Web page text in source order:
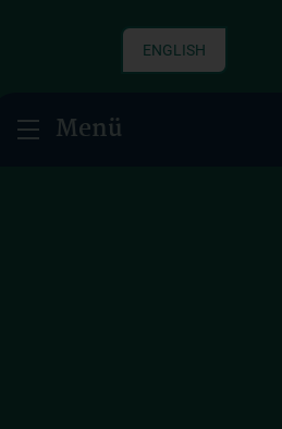
ENGLISH
Menü